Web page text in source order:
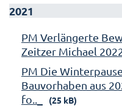
2021
PM Verlängerte
Zeitzer Michael
PM Die
Bauvorhaben aus
fo.._
(25 kB)